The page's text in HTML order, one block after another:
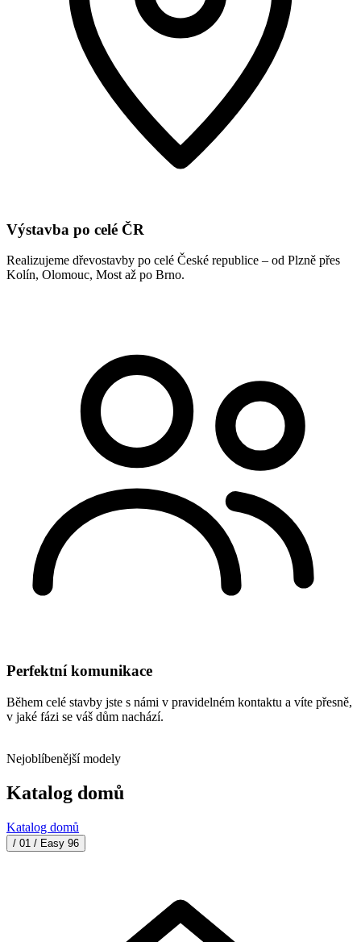
Výstavba po celé ČR
Realizujeme dřevostavby po celé České republice – od Plzně přes
Kolín, Olomouc, Most až po Brno.
Perfektní komunikace
Během celé stavby jste s námi v pravidelném kontaktu a víte přesně,
v jaké fázi se váš dům nachází.
Nejoblíbenější modely
Katalog domů
Katalog domů
/ 01 / Easy 96